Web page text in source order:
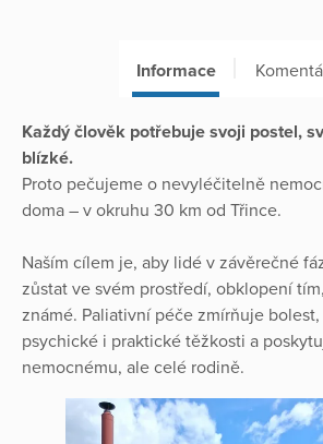
Informace
Každý člověk potřebuje svoji postel,
blízké.
Proto pečujeme o nevyléčitelně
doma – v okruhu 30 km od Třince.
Naším cílem je, aby lidé v závěrečné
zůstat ve svém prostředí, obklopení
známé. Paliativní péče zmírňuje
psychické i praktické těžkosti a
nemocnému, ale celé rodině.